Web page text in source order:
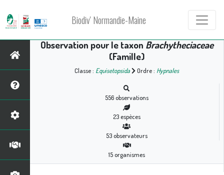
Biodiv' Normandie-Maine
Observation pour le taxon Brachytheciaceae
(Famille)
Classe : Equisetopsida Ordre : Hypnales
556observations
23espèces
53observateurs
15organismes